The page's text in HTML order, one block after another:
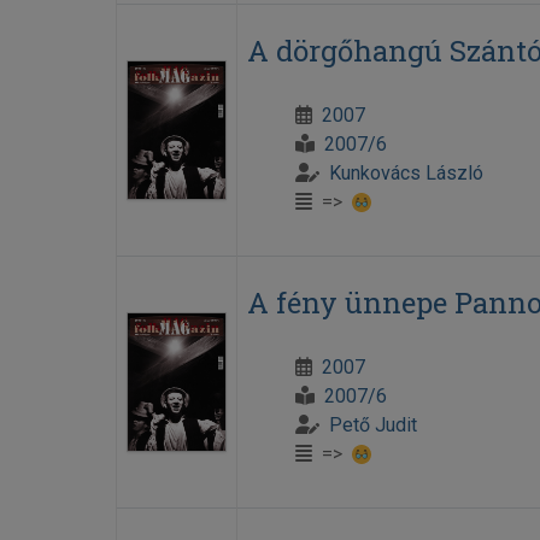
A dörgőhangú
2007
2007/6
Kunkovács László
=>
A fény ünnepe
2007
2007/6
Pető Judit
=>